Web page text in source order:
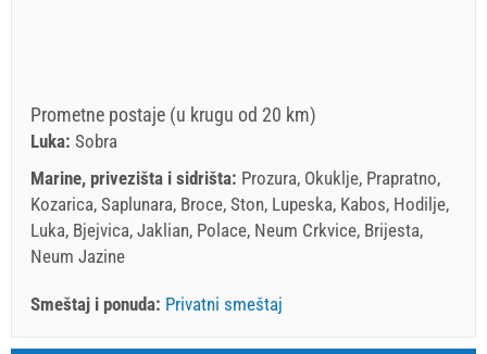
Prometne postaje (u krugu od 20 km)
Luka: Sobra
Marine, privezišta i sidrišta: Prozura, Okuklje, Prapratno,
Kozarica, Saplunara, Broce, Ston, Lupeska, Kabos, Hodilje,
Luka, Bjejvica, Jaklian, Polace, Neum Crkvice, Brijesta,
Neum Jazine
Smeštaj i ponuda: Privatni smeštaj